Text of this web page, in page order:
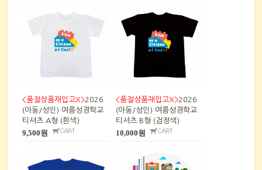
<품절상품재입고X>2026
(아동/성인) 여름성경학교
티셔츠 A형 (흰색)
9,500원
<품절상품재입고X>2026
(아동/성인) 여름성경학교
티셔츠 B형 (검정색)
10,000원